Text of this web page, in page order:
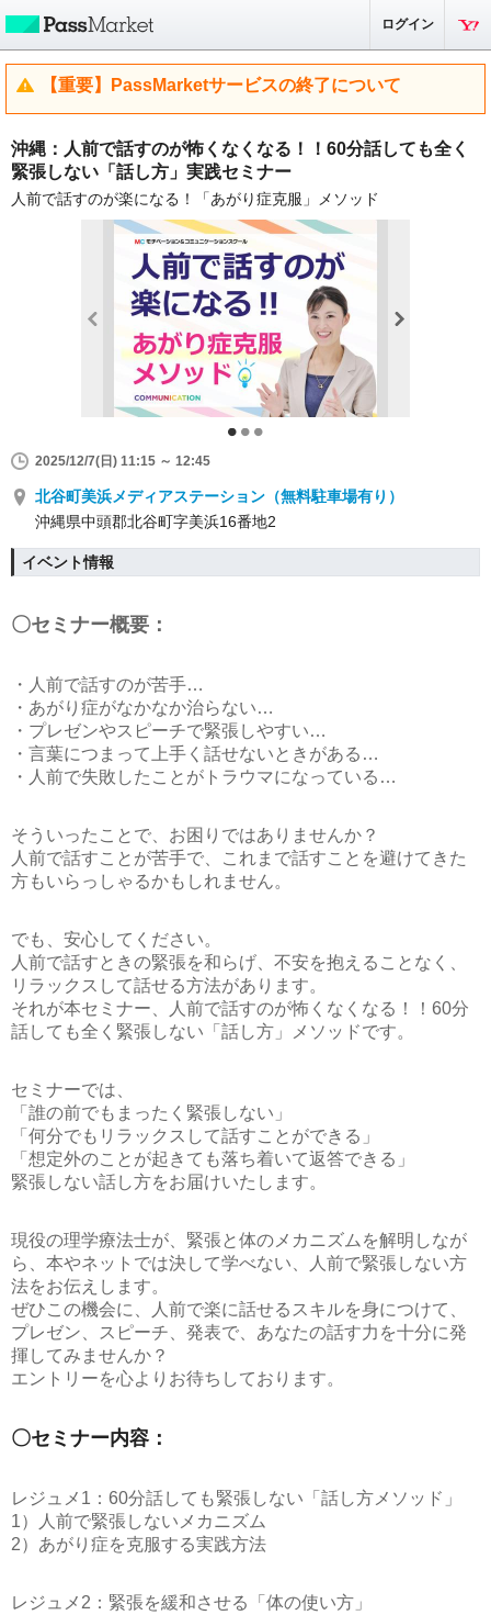
ログイン
【重要】PassMarketサービスの終了について
沖縄：人前で話すのが怖くなくなる！！60分話しても全く
緊張しない「話し方」実践セミナー
人前で話すのが楽になる！「あがり症克服」メソッド
2025/12/7(日) 11:15 ～ 12:45
北谷町美浜メディアステーション（無料駐車場有り）
沖縄県中頭郡北谷町字美浜16番地2
イベント情報
〇セミナー概要：
・人前で話すのが苦手…
・あがり症がなかなか治らない…
・プレゼンやスピーチで緊張しやすい…
・言葉につまって上手く話せないときがある…
・人前で失敗したことがトラウマになっている…
そういったことで、お困りではありませんか？
人前で話すことが苦手で、これまで話すことを避けてきた
方もいらっしゃるかもしれません。
でも、安心してください。
人前で話すときの緊張を和らげ、不安を抱えることなく、
リラックスして話せる方法があります。
それが本セミナー、
人前で話すのが怖くなくなる！！60分
話しても全く緊張しない「話し方」メソッドです。
セミナーでは、
「誰の前でもまったく緊張しない」
「何分でもリラックスして話すことができる」
「想定外のことが起きても落ち着いて返答できる」
緊張しない話し方をお届けいたします。
現役の理学療法士が、緊張と体のメカニズムを解明しなが
ら、本やネットでは決して学べない、人前で緊張しない方
法をお伝えします。
ぜひこの機会に、人前で楽に話せるスキルを身につけて、
プレゼン、スピーチ、発表で、あなたの話す力を十分に発
揮してみませんか？
エントリーを心よりお待ちしております。
〇セミナー内容：
レジュメ1：60分話しても緊張しない「話し方メソッド」
1）人前で緊張しないメカニズム
2）あがり症を克服する実践方法
レジュメ2：緊張を緩和させる「体の使い方」